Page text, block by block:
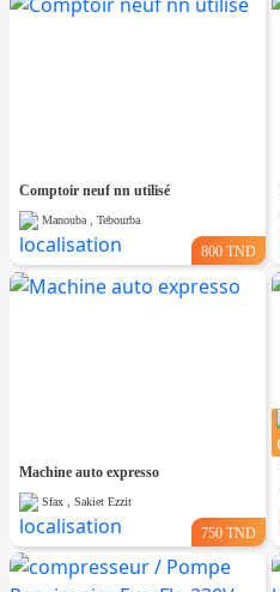
Comptoir neuf nn utilisé
Manouba , Tebourba
800 TND
Machine auto expresso
Sfax , Sakiet Ezzit
750 TND